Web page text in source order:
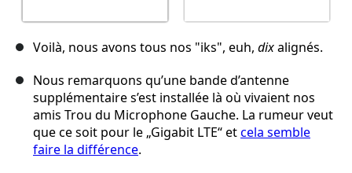
Voilà, nous avons tous nos "iks", euh, dixalignés.
Nous remarquons qu’une bande d’antenne
supplémentaire s’est installée là où vivaient nos
amis Trou du Microphone Gauche. La rumeur veut
que ce soit pour le „Gigabit LTE“ etcela semble
faire la différence.